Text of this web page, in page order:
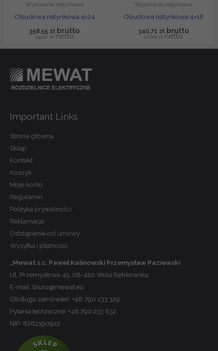
Wykonanie natynkowe
Obudowa natynkowa 4×24
358,55 zł
291,50 zł
Wykonanie natynkowe
Obudowa natynkowa 4×18
340,71 zł
277,00 zł
Important Links
Strona główna
Sklep
Kontakt
Koszyk
Moje konto
Regulamin
Polityka prywatności
Reklamacje
Odstąpienie od umowy
Wysyłka i płatności
,,Mewat s.c. Paweł Kalinowski Przemysław Paziewski
Ul. Przemysłowa 45, 08-410 Wola Rębkowska
E-mail: biuro@mewat.eu
Obsługa zamówień: +48 790 233 329
Pytania techniczne: +48 790 233 832
NIP: 8262190922